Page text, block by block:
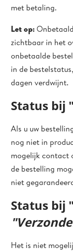
met betaling.
Let op:
zichtbaar in het
onbetaalde
in de
dagen verdwijnt.
Status bij "
Als u uw
nog niet in
mogelijk contact
de bestelling
niet
Status bij "
Het is niet